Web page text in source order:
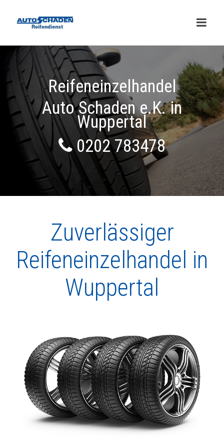
Reifeneinzelhandel
Auto Schaden e.K. in
Wuppertal
0202 783478
Zuverlässiger
Reifeneinzelhandel in
Wuppertal